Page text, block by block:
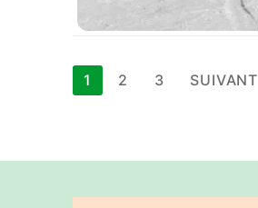
Pagination
1 2 3 SUIVANT